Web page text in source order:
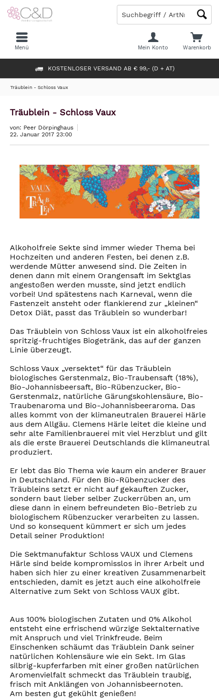
KOSTENLOSER VERSAND AB € 99,- (D + AT)
Warenkorb
Mein Konto
Menü
Träublein - Schloss Vaux
Träublein - Schloss Vaux
von: Peer Dörpinghaus
22. Januar 2017 23:00
Alkoholfreie Sekte sind immer wieder Thema bei
Hochzeiten und anderen Festen, bei denen z.B.
werdende Mütter anwesend sind. Die Zeiten in
denen dann mit einem Orangensaft im Sektglas
angestoßen werden musste, sind jetzt endlich
vorbei! Und spätestens nach Karneval, wenn die
Fastenzeit ansteht oder flankierend zur „kleinen“
Detox Diät, passt das Träublein so wunderbar!
Das Träublein von Schloss Vaux ist ein alkoholfreies
spritzig-fruchtiges Biogetränk, das auf der ganzen
Linie überzeugt.
Schloss Vaux „versektet“ für das Träublein
biologisches Gerstenmalz, Bio-Traubensaft (18%),
Bio-Johannisbeersaft, Bio-Rübenzucker, Bio-
Gerstenmalz, natürliche Gärungskohlensäure, Bio-
Traubenaroma und Bio-Johannisbeeraroma. Das
alles kommt von der klimaneutralen Brauerei Härle
aus dem Allgäu. Clemens Härle leitet die kleine und
sehr alte Familienbrauerei mit viel Herzblut und gilt
als die erste Brauerei Deutschlands die klimaneutral
produziert.
Er lebt das Bio Thema wie kaum ein anderer Brauer
in Deutschland. Für den Bio-Rübenzucker des
Träubleins setzt er nicht auf gekauften Zucker,
sondern baut lieber selber Zuckerrüben an, um
diese dann in einem befreundeten Bio-Betrieb zu
biologischem Rübenzucker verarbeiten zu lassen.
Und so konsequent kümmert er sich um jedes
Detail seiner Produktion!
Die Sektmanufaktur Schloss VAUX und Clemens
Härle sind beide kompromisslos in ihrer Arbeit und
haben sich hier zu einer kreativen Zusammenarbeit
entschieden, damit es jetzt auch eine alkoholfreie
Alternative zum Sekt von Schloss VAUX gibt.
Aus 100% biologischen Zutaten und 0% Alkohol
entsteht eine erfrischend würzige Sektalternative
mit Anspruch und viel Trinkfreude. Beim
Einschenken schäumt das Träublein Dank seiner
natürlichen Kohlensäure wie ein Sekt. Im Glas
silbrig-kupferfarben mit einer großen natürlichen
Aromenvielfalt schmeckt das Träublein traubig,
frisch mit Anklängen von Johannisbeernoten.
Am besten gut gekühlt genießen!